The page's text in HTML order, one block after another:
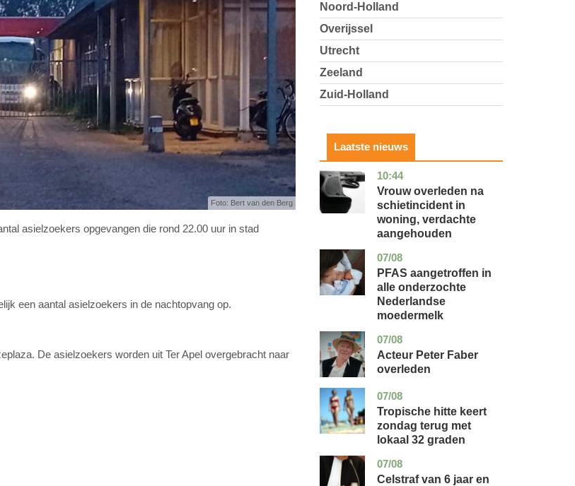
Foto: Bert van den Berg
asielzoekers opgevangen die rond 22.00 uur in stad
een aantal asielzoekers in de nachtopvang op.
De asielzoekers worden uit Ter Apel overgebracht naar
Noord-Holland
Overijssel
Utrecht
Zeeland
Zuid-Holland
Laatste nieuws
10:44
zuid-
holland
nieuws
Vrouw overleden na
schietincident in
woning, verdachte
aangehouden
07/08
utrecht
gezondheid
PFAS aangetroffen in
alle onderzochte
Nederlandse
moedermelk
07/08
noord-
holland
glossy
Acteur Peter Faber
overleden
07/08
utrecht
nieuws
Tropische hitte keert
zondag terug met
lokaal 32 graden
07/08
zuid-
holland
nieuws
Celstraf van 6 jaar en